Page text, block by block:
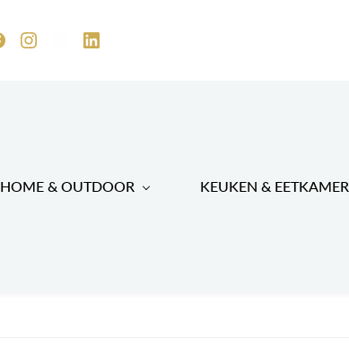
HOME & OUTDOOR KEUKEN & EETKAMER